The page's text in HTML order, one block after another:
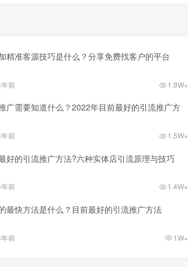
精准客源技巧是什么？分享免费找客户的平台
前 1.9W+
广需要知道什么？2022年目前最好的引流推广方
前 1.5W+
好的引流推广方法?六种实体店引流原理与技巧
前 1.4W+
最快方法是什么？目前最好的引流推广方法
前 1W+